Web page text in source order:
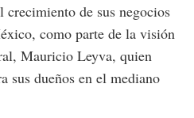
crecimiento de sus negocios
como parte de la visión
Mauricio Leyva, quien
sus dueños en el mediano